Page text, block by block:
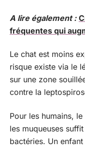
A lire également :
fréquentes qui
Le chat est moins
risque existe via le
sur une zone
contre la
Pour les humains,
les muqueuses
bactéries. Un